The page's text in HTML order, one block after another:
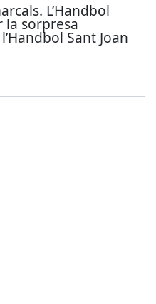
L’Handbol
la sorpresa
Sant Joan